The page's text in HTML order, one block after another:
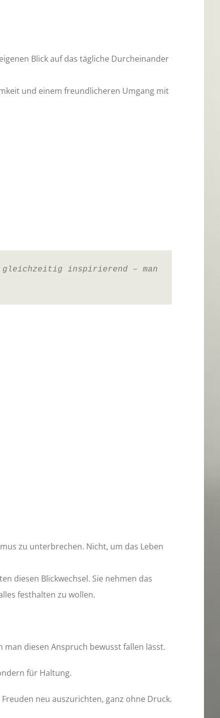
Blick auf das tägliche Durcheinander
und einem freundlicheren Umgang mit
gleichzeitig inspirierend – man
zu unterbrechen. Nicht, um das Leben
diesen Blickwechsel. Sie nehmen das
festhalten zu wollen.
diesen Anspruch bewusst fallen lässt.
für Haltung.
neu auszurichten, ganz ohne Druck.